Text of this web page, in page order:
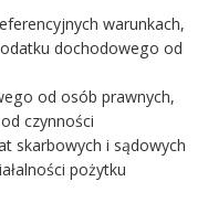
warunkach,
dochodowego od
od osób prawnych,
czynności
skarbowych i sądowych
pożytku